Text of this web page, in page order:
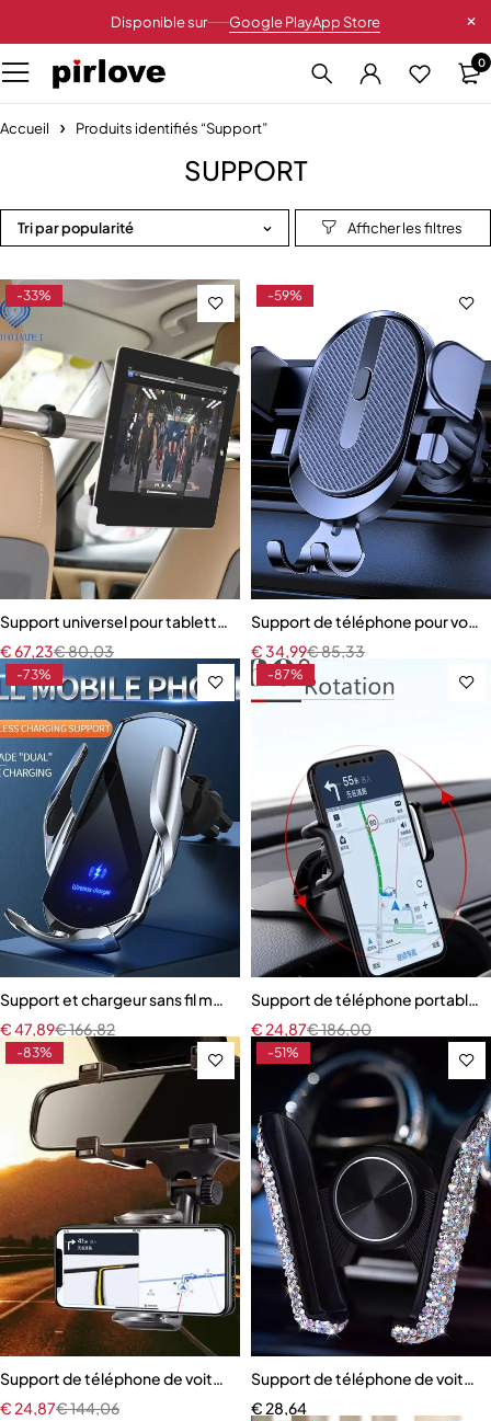
Disponible sur Google PlayApp Store
0
Accueil Produits identifiés “Support”
SUPPORT
Tri par popularité
-33%
Support universel pour tablette PC 7-15 pouces, siège arrière de
€80,03
€67,23
-59%
Support de téléphone pour
€85,33
€34,99
-73%
Support et chargeur sans fil magnétique pour voiture
€166,82
€47,89
-87%
Support de téléphone portable
€186,00
€24,87
-83%
Support de téléphone de voiture
€144,06
€24,87
-51%
Support de téléphone de voiture
€28,64